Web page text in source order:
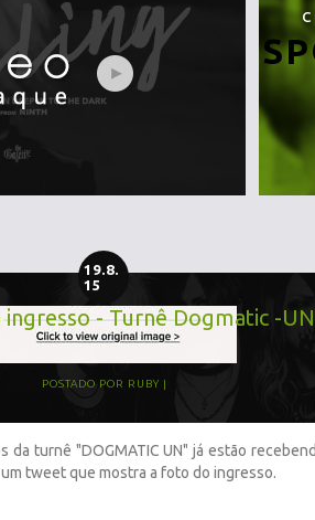
19.8.
15
- Turnê Dogmatic -
POSTADO POR RUBY
da turnê "DOGMATIC UN" já estão
tweet que mostra a foto do ingresso.